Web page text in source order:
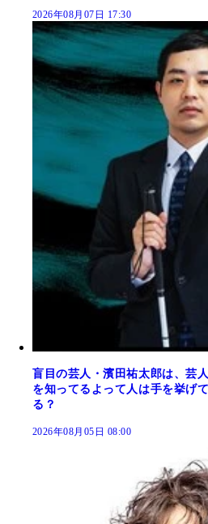
2026年08月07日 17:30
盲目の芸人・濱田祐太郎は、芸
を知ってるよって人は手を挙げ
る？
2026年08月05日 08:00